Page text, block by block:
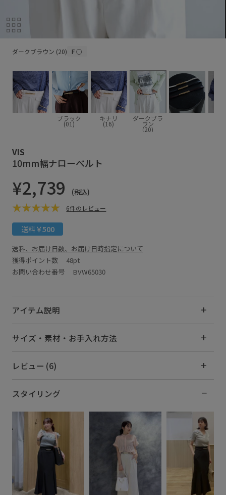
ダークブラウン (20) F○
ブラック
(01)
キナリ
(16)
ダークブラ
ウン
(20)
VIS
10mm幅ナローベルト
¥2,739 (税込)
6件のレビュー
送料￥500
送料、お届け日数、お届け日時指定について
獲得ポイント数 48pt
お問い合わせ番号 BVW65030
アイテム説明
サイズ・素材・お手入れ方法
レビュー (6)
スタイリング